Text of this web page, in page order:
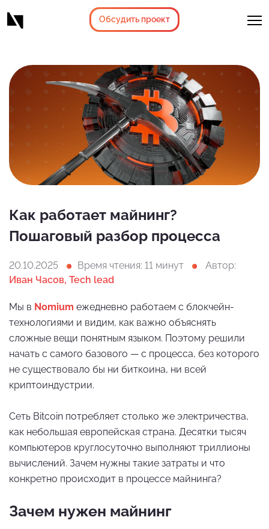
Обсудить проект
Как работает майнинг?
Пошаговый разбор процесса
20.10.2025 Время чтения: 11 минут
Автор:
Иван Часов, Tech lead
Мы в Nomium ежедневно работаем с блокчейн-
технологиями и видим, как важно объяснять
сложные вещи понятным языком. Поэтому решили
начать с самого базового — с процесса, без которого
не существовало бы ни биткоина, ни всей
криптоиндустрии.
Сеть Bitcoin потребляет столько же электричества,
как небольшая европейская страна. Десятки тысяч
компьютеров круглосуточно выполняют триллионы
вычислений. Зачем нужны такие затраты и что
конкретно происходит в процессе майнинга?
Зачем нужен майнинг